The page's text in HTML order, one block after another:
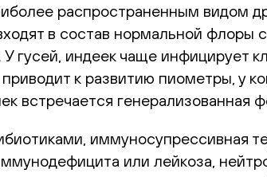
распространенным видом
в состав нормальной флоры
индеек чаще инфицирует
к развитию пиометры, у
встречается генерализованная
иммуносупрессивная
или лейкоза,